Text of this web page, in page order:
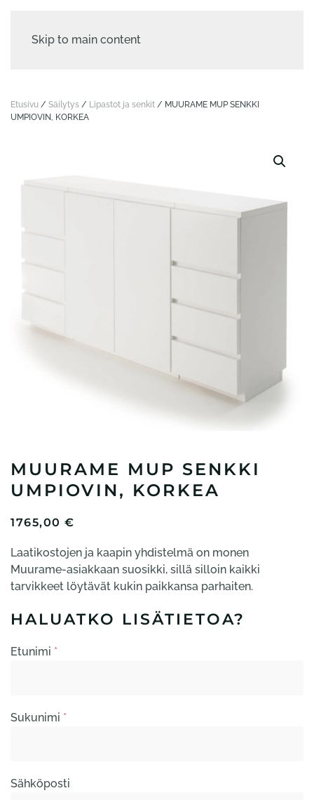
Skip to main content
Etusivu / Säilytys / Lipastot ja senkit / MUURAME MUP SENKKI
UMPIOVIN, KORKEA
MUURAME MUP SENKKI
UMPIOVIN, KORKEA
1765,00 €
Laatikostojen ja kaapin yhdistelmä on monen
Muurame-asiakkaan suosikki, sillä silloin kaikki
tarvikkeet löytävät kukin paikkansa parhaiten.
HALUATKO LISÄTIETOA?
Etunimi *
Sukunimi *
Sähköposti